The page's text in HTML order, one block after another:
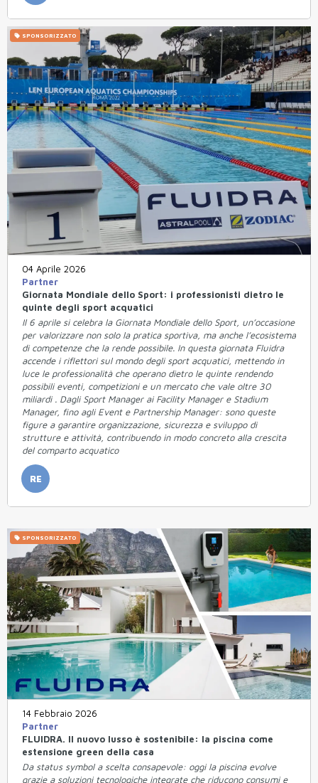
SPONSORIZZATO
04 Aprile 2026
Partner
Giornata Mondiale dello Sport: i professionisti dietro le
quinte degli sport acquatici
Il 6 aprile si celebra la Giornata Mondiale dello Sport, un’occasione
per valorizzare non solo la pratica sportiva, ma anche l’ecosistema
di competenze che la rende possibile. In questa giornata Fluidra
accende i riflettori sul mondo degli sport acquatici, mettendo in
luce le professionalità che operano dietro le quinte rendendo
possibili eventi, competizioni e un mercato che vale oltre 30
miliardi . Dagli Sport Manager ai Facility Manager e Stadium
Manager, fino agli Event e Partnership Manager: sono queste
figure a garantire organizzazione, sicurezza e sviluppo di
strutture e attività, contribuendo in modo concreto alla crescita
del comparto acquatico
RE
SPONSORIZZATO
14 Febbraio 2026
Partner
FLUIDRA. Il nuovo lusso è sostenibile: la piscina come
estensione green della casa
Da status symbol a scelta consapevole: oggi la piscina evolve
grazie a soluzioni tecnologiche integrate che riducono consumi e